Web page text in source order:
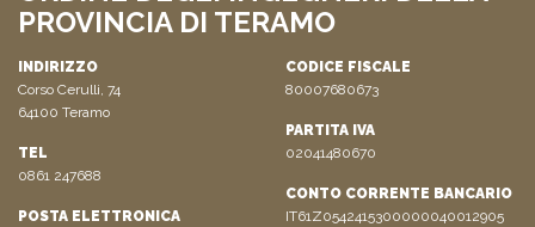
PROVINCIA DI TERAMO
INDIRIZZO
Corso Cerulli, 74
64100 Teramo
TEL
0861 247688
POSTA ELETTRONICA
CODICE FISCALE
80007680673
PARTITA IVA
02041480670
CONTO CORRENTE BANCARIO
IT61Z0542415300000040012905